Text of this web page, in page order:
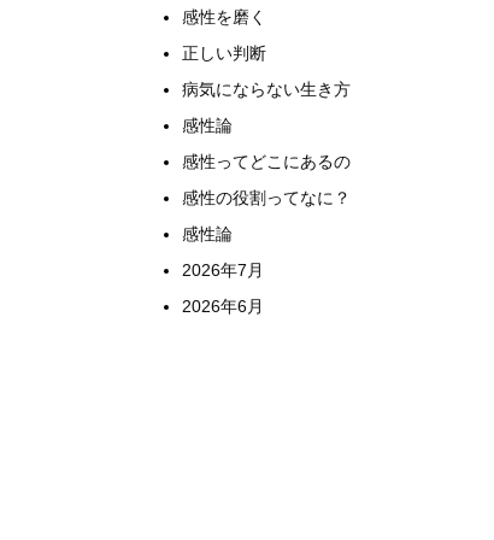
感性を磨く
正しい判断
病気にならない生き方
感性論
感性ってどこにあるの
感性の役割ってなに？
感性論
2026年7月
2026年6月